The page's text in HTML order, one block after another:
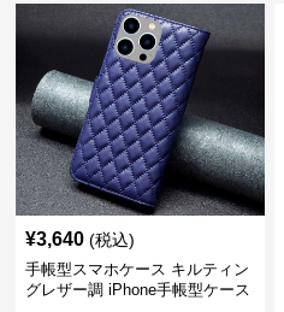
¥3,640 (税込)
手帳型スマホケース キルティン
グレザー調 iPhone手帳型ケース